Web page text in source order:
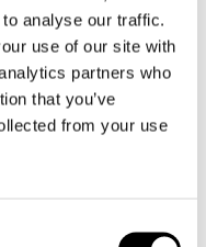
analyse our traffic.
use of our site with
partners who
that you’ve
from your use